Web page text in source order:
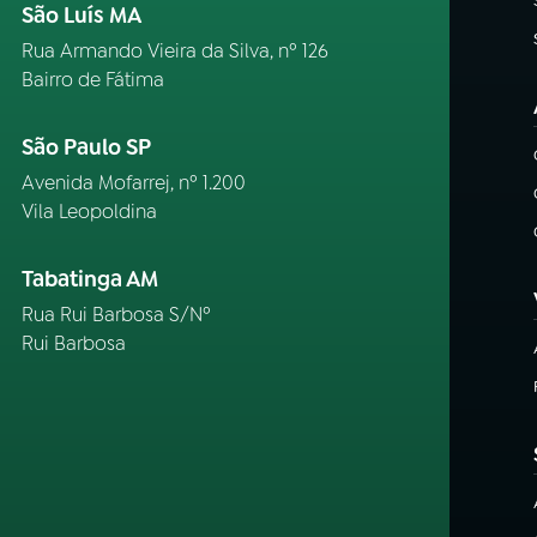
São Luís MA
Rua Armando Vieira da Silva, nº 126
Bairro de Fátima
São Paulo SP
Avenida Mofarrej, nº 1.200
Vila Leopoldina
Tabatinga AM
Rua Rui Barbosa S/Nº
Rui Barbosa